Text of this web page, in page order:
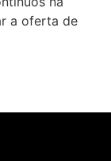
a oferta de